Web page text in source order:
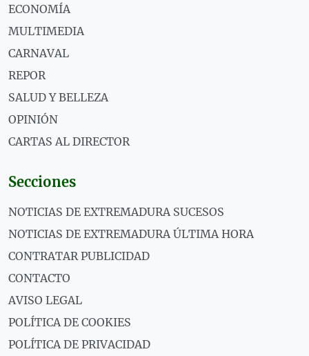
ECONOMÍA
MULTIMEDIA
CARNAVAL
REPOR
SALUD Y BELLEZA
OPINIÓN
CARTAS AL DIRECTOR
Secciones
NOTICIAS DE EXTREMADURA SUCESOS
NOTICIAS DE EXTREMADURA ÚLTIMA HORA
CONTRATAR PUBLICIDAD
CONTACTO
AVISO LEGAL
POLÍTICA DE COOKIES
POLÍTICA DE PRIVACIDAD